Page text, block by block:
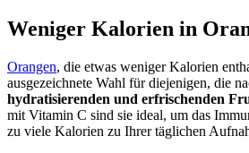
Weniger Kalorien in
Orangen, die etwas weniger Kalorien
ausgezeichnete Wahl für diejenigen, die
hydratisierenden und erfrischenden
mit Vitamin C sind sie ideal, um das
zu viele Kalorien zu Ihrer täglichen